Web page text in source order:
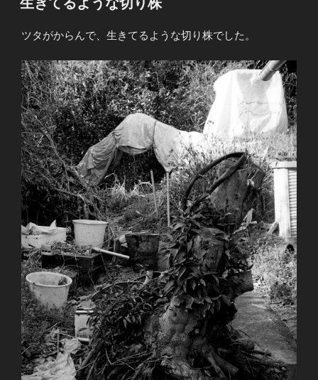
日:
生きてるような切り株
ツタがからんで、生きてるような切り株でした。